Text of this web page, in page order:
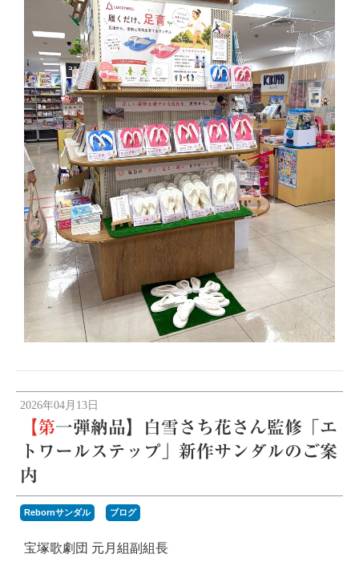
2026年04月13日
【第一弾納品】白雪さち花さん監修「エ
トワールステップ」新作サンダルのご案
内
Rebornサンダル ブログ
宝塚歌劇団 元月組副組長